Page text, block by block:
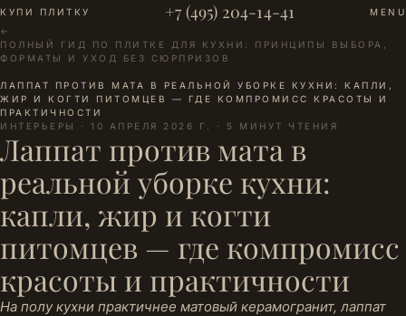
КУПИ ПЛИТКУ +7 (495) 204-14-41
MENU
←
ПОЛНЫЙ ГИД ПО ПЛИТКЕ ДЛЯ КУХНИ: ПРИНЦИПЫ ВЫБОРА,
ФОРМАТЫ И УХОД БЕЗ СЮРПРИЗОВ
·
ЛАППАТ ПРОТИВ МАТА В РЕАЛЬНОЙ УБОРКЕ КУХНИ: КАПЛИ,
ЖИР И КОГТИ ПИТОМЦЕВ — ГДЕ КОМПРОМИСС КРАСОТЫ И
ПРАКТИЧНОСТИ
ИНТЕРЬЕРЫ · 10 АПРЕЛЯ 2026 Г. · 5 МИНУТ ЧТЕНИЯ
Лаппат против мата в
реальной уборке кухни:
капли, жир и когти
питомцев — где компромисс
красоты и практичности
На полу кухни практичнее матовый керамогранит, лаппат